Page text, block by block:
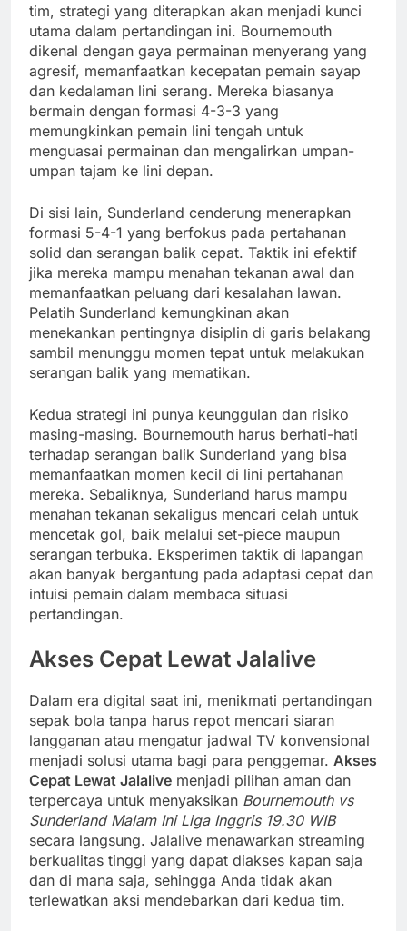
tim, strategi yang diterapkan akan menjadi kunci
utama dalam pertandingan ini. Bournemouth
dikenal dengan gaya permainan menyerang yang
agresif, memanfaatkan kecepatan pemain sayap
dan kedalaman lini serang. Mereka biasanya
bermain dengan formasi 4-3-3 yang
memungkinkan pemain lini tengah untuk
menguasai permainan dan mengalirkan umpan-
umpan tajam ke lini depan.
Di sisi lain, Sunderland cenderung menerapkan
formasi 5-4-1 yang berfokus pada pertahanan
solid dan serangan balik cepat. Taktik ini efektif
jika mereka mampu menahan tekanan awal dan
memanfaatkan peluang dari kesalahan lawan.
Pelatih Sunderland kemungkinan akan
menekankan pentingnya disiplin di garis belakang
sambil menunggu momen tepat untuk melakukan
serangan balik yang mematikan.
Kedua strategi ini punya keunggulan dan risiko
masing-masing. Bournemouth harus berhati-hati
terhadap serangan balik Sunderland yang bisa
memanfaatkan momen kecil di lini pertahanan
mereka. Sebaliknya, Sunderland harus mampu
menahan tekanan sekaligus mencari celah untuk
mencetak gol, baik melalui set-piece maupun
serangan terbuka. Eksperimen taktik di lapangan
akan banyak bergantung pada adaptasi cepat dan
intuisi pemain dalam membaca situasi
pertandingan.
Akses Cepat Lewat Jalalive
Dalam era digital saat ini, menikmati pertandingan
sepak bola tanpa harus repot mencari siaran
langganan atau mengatur jadwal TV konvensional
menjadi solusi utama bagi para penggemar. Akses
Cepat Lewat Jalalive menjadi pilihan aman dan
terpercaya untuk menyaksikan Bournemouth vs
Sunderland Malam Ini Liga Inggris 19.30 WIB
secara langsung. Jalalive menawarkan streaming
berkualitas tinggi yang dapat diakses kapan saja
dan di mana saja, sehingga Anda tidak akan
terlewatkan aksi mendebarkan dari kedua tim.